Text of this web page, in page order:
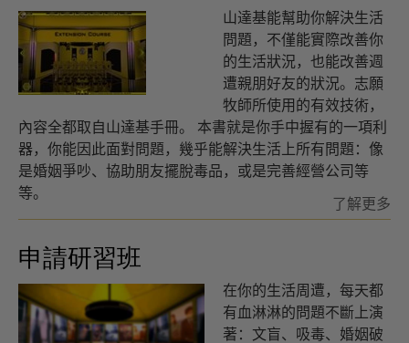
山達基能幫助你解決生活
問題，不僅能實際改善你
的生活狀況，也能改善週
遭親朋好友的狀況。志願
牧師所使用的有效技術，
內容全都取自山達基手冊。 本書就是你手中握有的一項利
器，你能因此面對問題，幾乎能解決生活上所有問題：像
是婚姻爭吵、協助朋友擺脫毒品，或是完善經營公司等
等。
了解更多
申請研習班
在你的生活周遭，每天都
有血淋淋的問題不斷上演
著：文盲、吸毒、婚姻破